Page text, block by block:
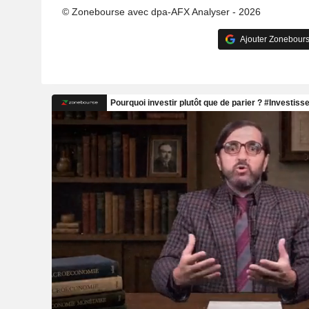
© Zonebourse avec dpa-AFX Analyser - 2026
Ajouter